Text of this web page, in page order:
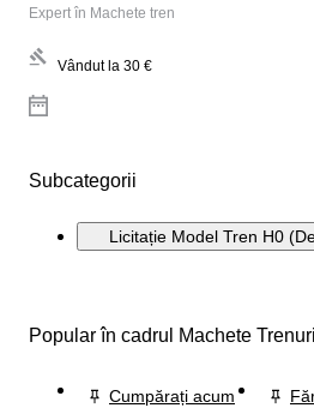
Expert în Machete tren
Vândut la 30 €
Subcategorii
Licitație Model Tren H0
Popular în cadrul Machete Trenuri
Cumpărați acum